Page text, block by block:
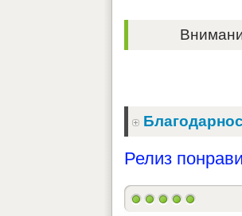
Релиз